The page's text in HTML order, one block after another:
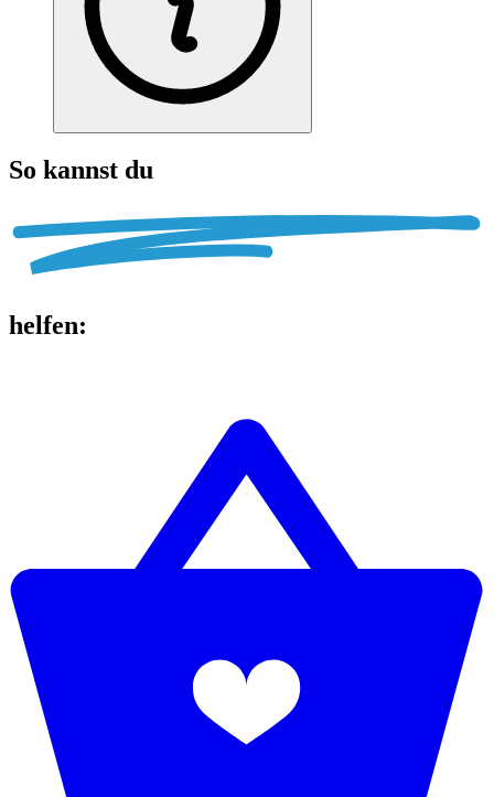
So kannst du
helfen: